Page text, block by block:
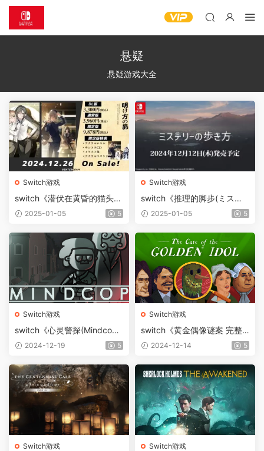
悬疑
悬疑游戏大全
Switch游戏
switch《潜伏在黄昏的猫头鹰
与拂晓的昴星》[XCZ]日版
2025-01-05 5
Switch游戏
switch《推理的脚步(ミステ
リーの歩き方)》[XCZ]日版
2025-01-05 5
Switch游戏
switch《心灵警探(Mindco
p)》[NSZ]美版中文【含1.2.0
2024-12-19 5
Switch游戏
switch《黄金偶像谜案 完整
版(The Case of the Golde
升级补丁】
2024-12-14 5
Switch游戏 Switch游戏